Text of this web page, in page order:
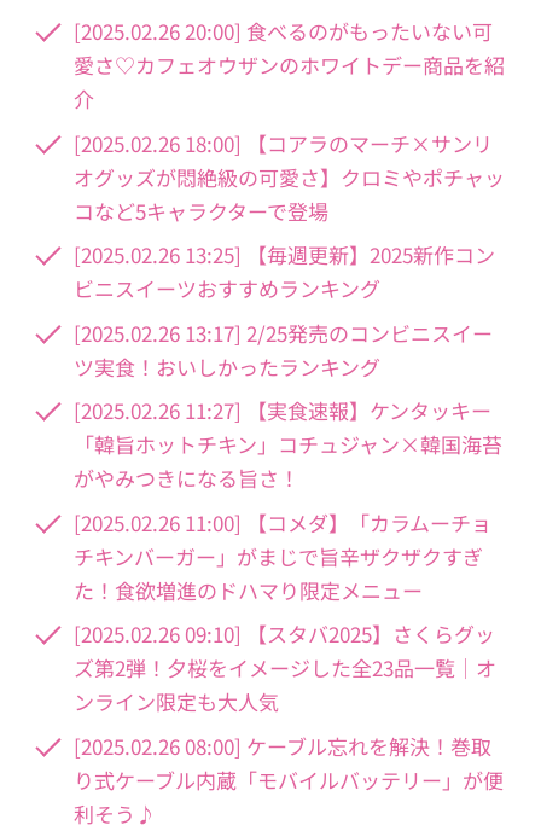
[2025.02.26 20:00] 食べるのがもったいない可
愛さ♡カフェオウザンのホワイトデー商品を紹
介
[2025.02.26 18:00] 【コアラのマーチ×サンリ
オグッズが悶絶級の可愛さ】クロミやポチャッ
コなど5キャラクターで登場
[2025.02.26 13:25] 【毎週更新】2025新作コン
ビニスイーツおすすめランキング
[2025.02.26 13:17] 2/25発売のコンビニスイー
ツ実食！おいしかったランキング
[2025.02.26 11:27] 【実食速報】ケンタッキー
「韓旨ホットチキン」コチュジャン×韓国海苔
がやみつきになる旨さ！
[2025.02.26 11:00] 【コメダ】「カラムーチョ
チキンバーガー」がまじで旨辛ザクザクすぎ
た！食欲増進のドハマり限定メニュー
[2025.02.26 09:10] 【スタバ2025】さくらグッ
ズ第2弾！夕桜をイメージした全23品一覧│オ
ンライン限定も大人気
[2025.02.26 08:00] ケーブル忘れを解決！巻取
り式ケーブル内蔵「モバイルバッテリー」が便
利そう♪